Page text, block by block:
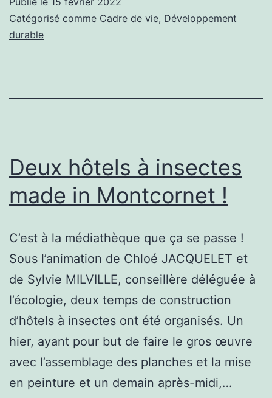
pour
Catégorisé comme Cadre de vie, Développement
durable
Deux hôtels à insectes
made in Montcornet !
C’est à la médiathèque que ça se passe !
Sous l’animation de Chloé JACQUELET et
de Sylvie MILVILLE, conseillère déléguée à
l’écologie, deux temps de construction
d’hôtels à insectes ont été organisés. Un
hier, ayant pour but de faire le gros œuvre
avec l’assemblage des planches et la mise
en peinture et un demain après-midi,…